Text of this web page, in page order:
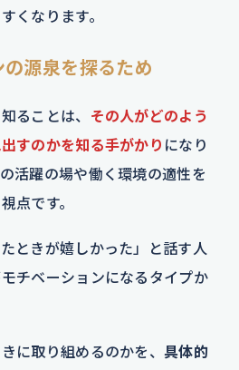
くなります。
源泉を探るため
ることは、 その人がどのよう
すのかを知る手がかり になり
活躍の場や働く環境の適性を
点です。
ときが嬉しかった」と話す人
チベーションになるタイプか
に取り組めるのかを、具体的